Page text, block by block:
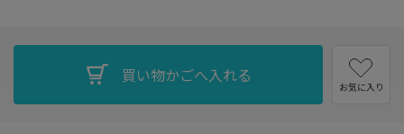
お気に入り